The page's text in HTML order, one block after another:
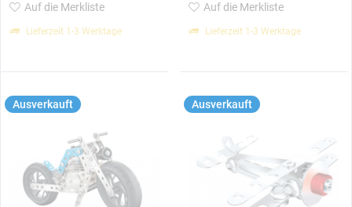
Auf die Merkliste
Lieferzeit 1-3 Werktage
Auf die Merkliste
Lieferzeit 1-3 Werktage
Ausverkauft Ausverkauft